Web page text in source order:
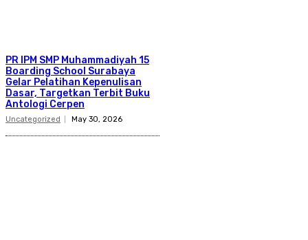
PR IPM SMP Muhammadiyah 15
Boarding School Surabaya
Gelar Pelatihan Kepenulisan
Dasar, Targetkan Terbit Buku
Antologi Cerpen
Uncategorized May 30, 2026